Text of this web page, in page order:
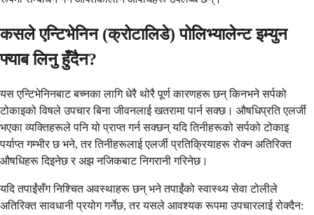
कसले एन्टिभेनिन (क्रोटालिडे) पोलिभ्यालेन्ट इम्युन
फ्याब लिनु हुँदैन?
यस एन्टिभेनिनबाट बच्नका लागि धेरै थोरै पूर्ण कारणहरू छन् किनभने सर्पको
टोकाइको विषले उपचार बिना जीवनलाई खतरामा पार्न सक्छ। औषधिप्रति एलर्जी
भएका व्यक्तिहरूले पनि यो प्राप्त गर्न सक्छन् यदि तिनीहरूको सर्पको टोकाइ
पर्याप्त गम्भीर छ भने, तर तिनीहरूलाई एलर्जी प्रतिक्रियाहरू रोक्न अतिरिक्त
औषधिहरू दिइनेछ र अझ नजिकबाट निगरानी गरिनेछ।
यदि तपाईंसँग निश्चित अवस्थाहरू छन् भने तपाईंको स्वास्थ्य सेवा टोलीले
अतिरिक्त सावधानी प्रयोग गर्नेछ, तर यसले आवश्यक रूपमा उपचारलाई रोक्दैन: